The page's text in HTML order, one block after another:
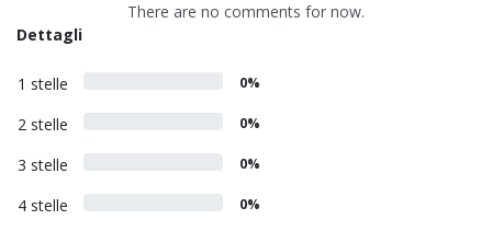
There are no comments for now.
Dettagli
1 stelle 0%
2 stelle 0%
3 stelle 0%
4 stelle 0%